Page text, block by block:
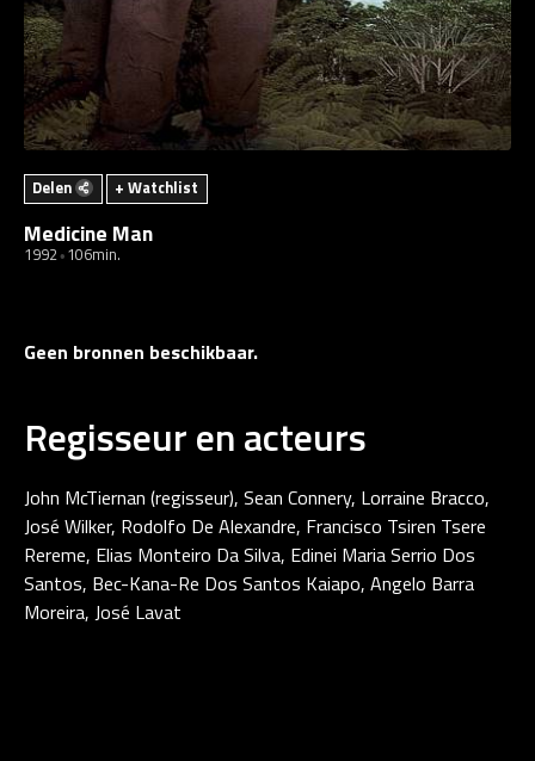
Delen + Watchlist
Medicine Man
1992 106min.
Geen bronnen beschikbaar.
Regisseur en acteurs
John McTiernan (regisseur), Sean Connery, Lorraine Bracco,
José Wilker, Rodolfo De Alexandre, Francisco Tsiren Tsere
Rereme, Elias Monteiro Da Silva, Edinei Maria Serrio Dos
Santos, Bec-Kana-Re Dos Santos Kaiapo, Angelo Barra
Moreira, José Lavat